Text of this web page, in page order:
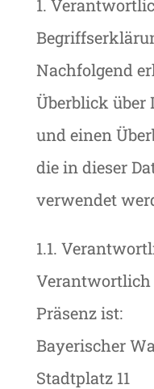
1.
Nachfolgend
Überblick über
und einen
die in dieser
verwendet
1.1.
Verantwortlich
Präsenz ist:
Bayerischer
Stadtplatz 11